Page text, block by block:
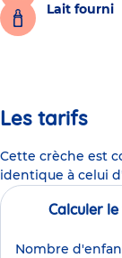
Lait fourni
Les tarifs
Cette crèche est
identique à celui
Calculer
Nombre